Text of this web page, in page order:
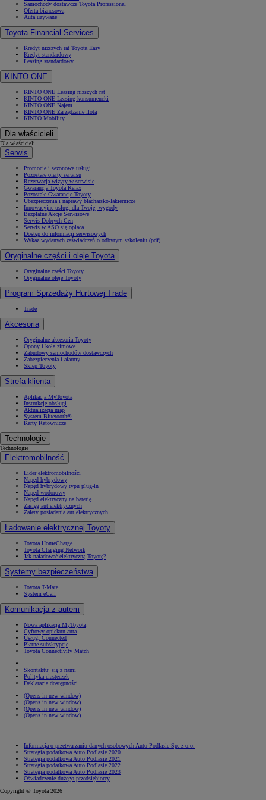
Samochody dostawcze Toyota Professional
Oferta biznesowa
Auta używane
Toyota Financial Services
Kredyt niższych rat Toyota Easy
Kredyt standardowy
Leasing standardowy
KINTO ONE
KINTO ONE Leasing niższych rat
KINTO ONE Leasing konsumencki
KINTO ONE Najem
KINTO ONE Zarządzanie flotą
KINTO Mobility
Dla właścicieli
Dla właścicieli
Serwis
Promocje i sezonowe usługi
Pozostałe oferty serwisu
Rezerwacja wizyty w serwisie
Gwarancja Toyota Relax
Pozostałe Gwarancje Toyoty
Ubezpieczenia i naprawy blacharsko-lakiernicze
Innowacyjne usługi dla Twojej wygody
Bezpłatne Akcje Serwisowe
Serwis Dobrych Cen
Serwis w ASO się opłaca
Dostęp do informacji serwisowych
Wykaz wydanych zaświadczeń o odbytym szkoleniu (pdf)
Oryginalne części i oleje Toyota
Oryginalne części Toyoty
Oryginalne oleje Toyoty
Program Sprzedaży Hurtowej Trade
Trade
Akcesoria
Oryginalne akcesoria Toyoty
Opony i koła zimowe
Zabudowy samochodów dostawczych
Zabezpieczenia i alarmy
Sklep Toyoty
Strefa klienta
Aplikacja MyToyota
Instrukcje obsługi
Aktualizacja map
System Bluetooth®
Karty Ratownicze
Technologie
Technologie
Elektromobilność
Lider elektromobilności
Napęd hybrydowy
Napęd hybrydowy typu plug-in
Napęd wodorowy
Napęd elektryczny na baterię
Zasięg aut elektrycznych
Zalety posiadania aut elektrycznych
Ładowanie elektrycznej Toyoty
Toyota HomeCharge
Toyota Charging Network
Jak naładować elektryczną Toyotę?
Systemy bezpieczeństwa
Toyota T-Mate
System eCall
Komunikacja z autem
Nowa aplikacja MyToyota
Cyfrowy opiekun auta
Usługi Connected
Płatne subskrypcje
Toyota Connectivity Match
Skontaktuj się z nami
Polityka ciasteczek
Deklaracja dostępności
(Opens in new window)
(Opens in new window)
(Opens in new window)
(Opens in new window)
Informacja o przetwarzaniu danych osobowych Auto Podlasie Sp. z o.o.
Strategia podatkowa Auto Podlasie 2020
Strategia podatkowa Auto Podlasie 2021
Strategia podatkowa Auto Podlasie 2022
Strategia podatkowa Auto Podlasie 2023
Oświadczenie dużego przedsiębiorcy
Copyright © Toyota 2026